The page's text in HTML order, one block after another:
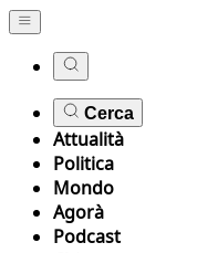
Cerca
Attualità
Politica
Mondo
Agorà
Podcast